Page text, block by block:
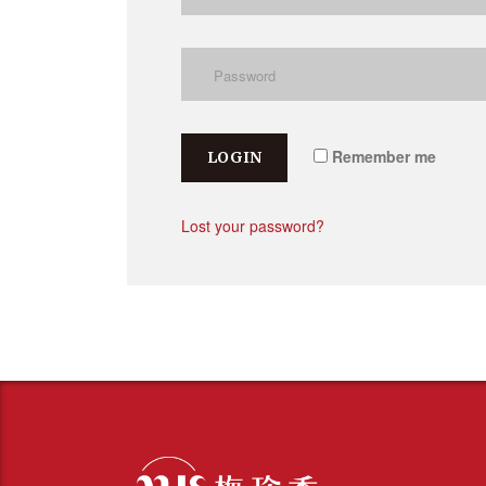
LOGIN Remember me
Lost your password?